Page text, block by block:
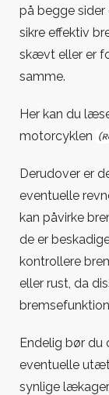
på begge
sikre effektiv
skævt eller er
samme.
Her kan du
motorcyklen
Derudover er
eventuelle
kan påvirke
de er
kontrollere
eller rust, da
Endelig bør du
eventuelle
synlige